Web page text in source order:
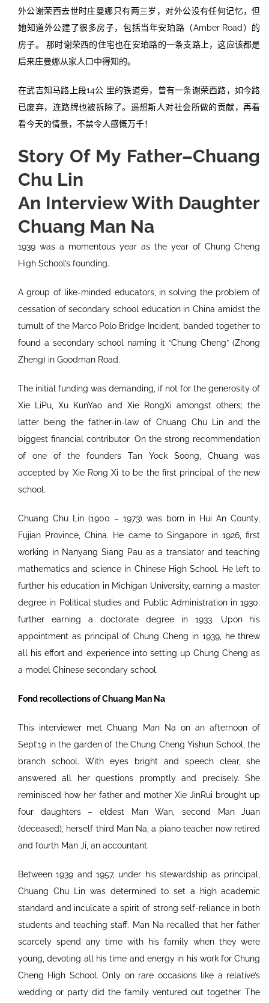
外公谢荣西去世时庄曼娜只有两三岁，对外公没有任何记忆，但
她知道外公建了很多房子，包括当年安珀路（Amber Road）的
房子。 那时谢荣西的住宅也在安珀路的一条支路上，这应该都是
后来庄曼娜从家人口中得知的。
在武吉知马路上段14公 里的铁道旁，曾有一条谢荣西路，如今路
已废弃，连路牌也被拆除了。遥想斯人对社会所做的贡献，再看
看今天的情景，不禁令人感慨万千！
Story Of My Father–Chuang
Chu Lin
An Interview With Daughter
Chuang Man Na
1939 was a momentous year as the year of Chung Cheng
High School’s founding.
A group of like-minded educators, in solving the problem of
cessation of secondary school education in China amidst the
tumult of the Marco Polo Bridge Incident, banded together to
found a secondary school naming it “Chung Cheng” (Zhong
Zheng) in Goodman Road.
The initial funding was demanding, if not for the generosity of
Xie LiPu, Xu KunYao and Xie RongXi amongst others; the
latter being the father-in-law of Chuang Chu Lin and the
biggest financial contributor. On the strong recommendation
of one of the founders Tan Yock Soong, Chuang was
accepted by Xie Rong Xi to be the first principal of the new
school.
Chuang Chu Lin (1900 – 1973) was born in Hui An County,
Fujian Province, China. He came to Singapore in 1926, first
working in Nanyang Siang Pau as a translator and teaching
mathematics and science in Chinese High School. He left to
further his education in Michigan University, earning a master
degree in Political studies and Public Administration in 1930;
further earning a doctorate degree in 1933. Upon his
appointment as principal of Chung Cheng in 1939, he threw
all his effort and experience into setting up Chung Cheng as
a model Chinese secondary school.
Fond recollections of Chuang Man Na
This interviewer met Chuang Man Na on an afternoon of
Sept’19 in the garden of the Chung Cheng Yishun School, the
branch school. With eyes bright and speech clear, she
answered all her questions promptly and precisely. She
reminisced how her father and mother Xie JinRui brought up
four daughters – eldest Man Wan, second Man Juan
(deceased), herself third Man Na, a piano teacher now retired
and fourth Man Ji, an accountant.
Between 1939 and 1957, under his stewardship as principal,
Chuang Chu Lin was determined to set a high academic
standard and inculcate a spirit of strong self-reliance in both
students and teaching staff. Man Na recalled that her father
scarcely spend any time with his family when they were
young, devoting all his time and energy in his work for Chung
Cheng High School. Only on rare occasions like a relative’s
wedding or party did the family ventured out together. The